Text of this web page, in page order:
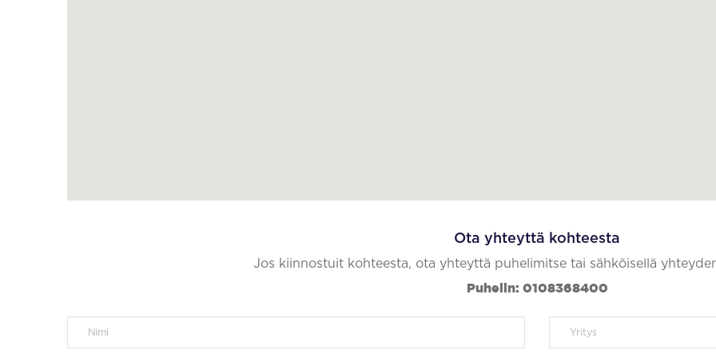
Ota yhteyttä kohteesta
Jos kiinnostuit kohteesta, ota yhteyttä puhelimitse tai sähköisellä
Puhelin: 0108368400